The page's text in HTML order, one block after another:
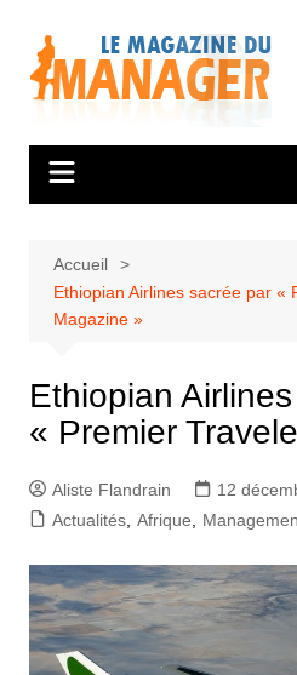
contenu
Accueil
Ethiopian Airlines sacrée par «
Magazine »
Ethiopian
« Premier
Aliste Flandrain
12
Actualités, Afrique